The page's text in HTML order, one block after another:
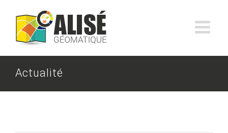
content
Actualité